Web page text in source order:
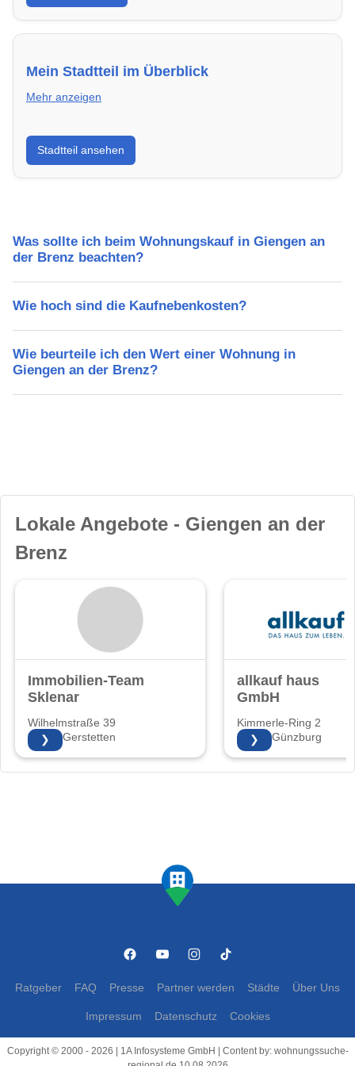
Mein Stadtteil im Überblick
Mehr anzeigen
Erfahre mehr über deinen Stadtteil in Giengen an der
Brenz: Lebensqualität, Verkehrsanbindung, Schulen,
Freizeitmöglichkeiten und Mietpreise.
Stadtteil ansehen
Was sollte ich beim Wohnungskauf in Giengen an
der Brenz beachten?
Wie hoch sind die Kaufnebenkosten?
Wie beurteile ich den Wert einer Wohnung in
Giengen an der Brenz?
Lokale Angebote - Giengen an der
Brenz
Immobilien-Team
Sklenar
Wilhelmstraße 39
89547 Gerstetten
❯
allkauf haus
GmbH
Kimmerle-Ring 2
89312 Günzburg
❯
Ratgeber FAQ Presse Partner werden Städte Über Uns
Impressum Datenschutz Cookies
Copyright © 2000 - 2026 | 1A Infosysteme GmbH | Content by: wohnungssuche-